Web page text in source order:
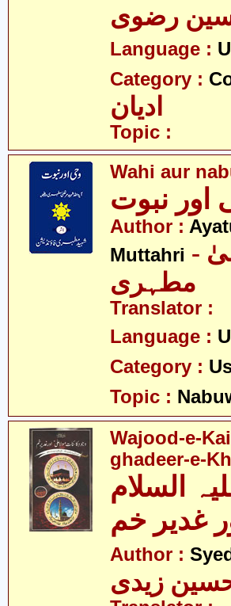
رضوی
Language :
Category :
ادیان
Topic :
Wahi aur
اور نبوت
Author :
Muttahri - آیت اللہ شہید مرتضیٰ
مطہری
Translator :
Language :
Category :
Topic :
Wajood-e-
ghadeer-e-
السلام
غدیر خم
Author :
حسین زیدی